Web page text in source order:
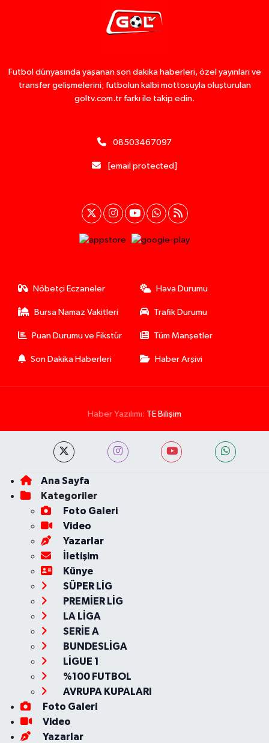
Futbol dünyasında yaşanan son dakika haberleri, özel yayınları ve
transfer gelişmelerini; futbolun kalbi mottosuyla oluşturulan
goltv.com.tr farkı ile takip edin.
08503467097
[email protected]
Nöbetçi Eczaneler Hava Durumu
Bursa Namaz Vakitleri Trafik Durumu
Puan Durumu ve Fikstür Tüm Manşetler
Son Dakika Haberleri Haber Arşivi
Haber Yazılımı: TE Bilişim
Ana Sayfa
Kategoriler
Foto Galeri
Video
Yazarlar
İletişim
Künye
SÜPER LİG
PREMİER LİG
LA LİGA
SERİE A
BUNDESLİGA
LİGUE 1
%100 FUTBOL
AVRUPA KUPALARI
Foto Galeri
Video
Yazarlar